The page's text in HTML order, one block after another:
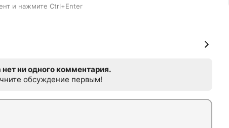
и нажмите Ctrl+Enter
нет ни одного комментария.
обсуждение первым!